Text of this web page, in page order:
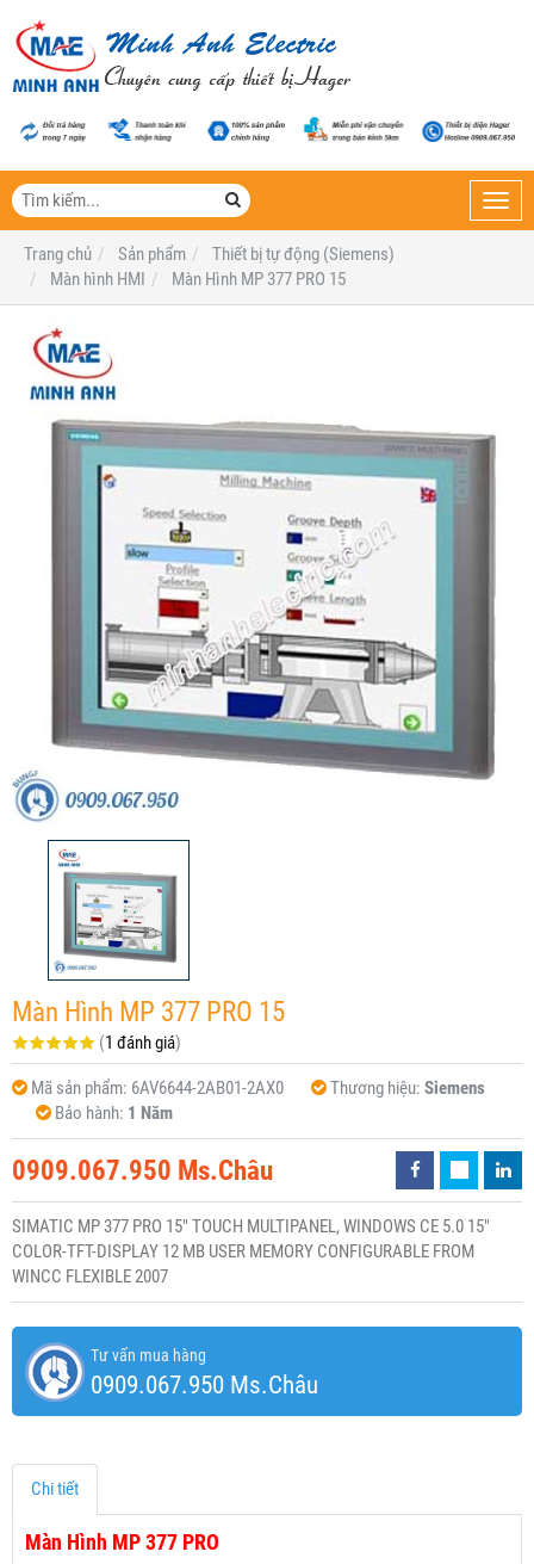
Trang chủ
Sản phẩm
Thiết bị tự động (Siemens)
Màn hình HMI
Màn Hình MP 377 PRO 15
Màn Hình MP 377 PRO 15
(1 đánh giá)
Mã sản phẩm: 6AV6644-2AB01-2AX0 Thương hiệu: Siemens
Bảo hành: 1 Năm
0909.067.950 Ms.Châu
SIMATIC MP 377 PRO 15" TOUCH MULTIPANEL, WINDOWS CE 5.0 15"
COLOR-TFT-DISPLAY 12 MB USER MEMORY CONFIGURABLE FROM
WINCC FLEXIBLE 2007
Tư vấn mua hàng
0909.067.950 Ms.Châu
Chi tiết
Màn Hình MP 377 PRO